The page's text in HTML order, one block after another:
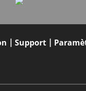
Support